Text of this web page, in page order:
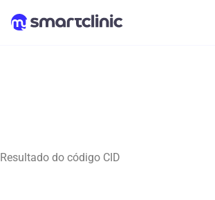
Resultado do código CID